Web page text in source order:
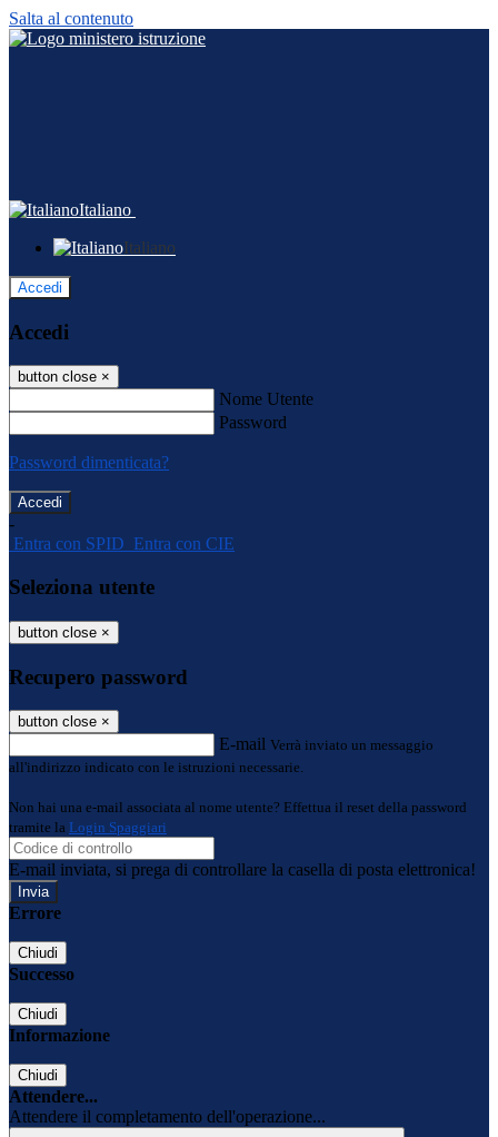
Salta al contenuto
Italiano
Italiano
Accedi
Accedi
button close ×
Nome Utente
Password
Password dimenticata?
-
Entra con SPID Entra con CIE
Seleziona utente
button close ×
Recupero password
button close ×
E-mail Verrà inviato un messaggio
all'indirizzo indicato con le istruzioni necessarie.
Non hai una e-mail associata al nome utente? Effettua il reset della password
tramite la Login Spaggiari
E-mail inviata, si prega di controllare la casella di posta elettronica!
Errore
Chiudi
Successo
Chiudi
Informazione
Chiudi
Attendere...
Attendere il completamento dell'operazione...